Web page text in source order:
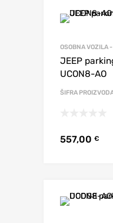
OSOBNA VOZILA
JEEP
UCON8-AO
ŠIFRA
557,00 €